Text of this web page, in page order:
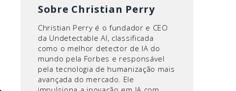
Sobre Christian Perry
Christian Perry é o fundador e CEO
da Undetectable AI, classificada
como o melhor detector de IA do
mundo pela Forbes e responsável
pela tecnologia de humanização mais
avançada do mercado. Ele